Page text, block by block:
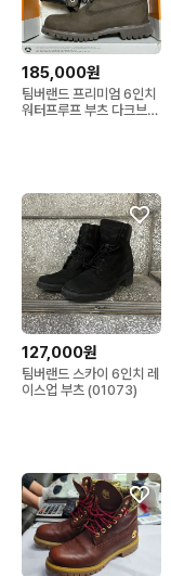
185,000원
팀버랜드 프리미엄 6인치
워터프루프 부츠 다크브라
127,000원
팀버랜드 스카이 6인치 레
이스업 부츠 (01073)